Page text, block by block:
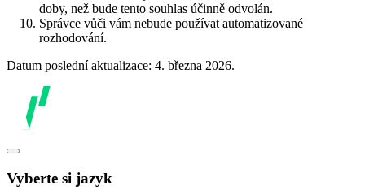
doby, než bude tento souhlas účinně odvolán.
Správce vůči vám nebude používat automatizované
rozhodování.
Datum poslední aktualizace: 4. března 2026.
Vyberte si jazyk